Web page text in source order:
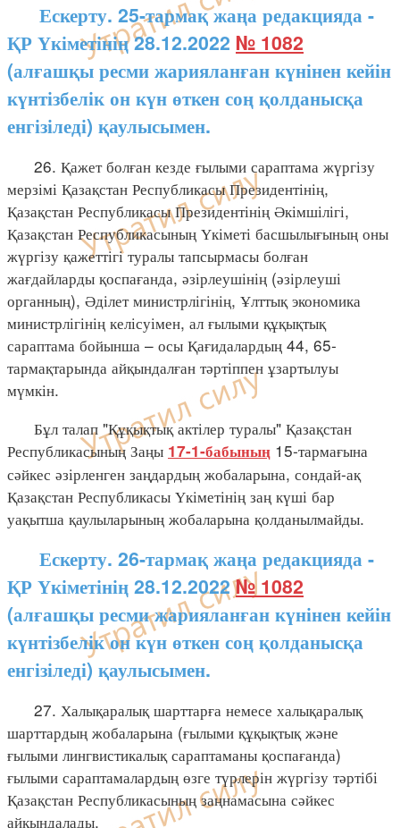
Ескерту. 25-тармақ жаңа редакцияда -
ҚР Үкіметінің 28.12.2022 № 1082
(алғашқы ресми жарияланған күнінен кейін
күнтізбелік он күн өткен соң қолданысқа
енгізіледі) қаулысымен.
26. Қажет болған кезде ғылыми сараптама жүргізу
мерзімі Қазақстан Республикасы Президентінің,
Қазақстан Республикасы Президентінің Әкімшілігі,
Қазақстан Республикасының Үкіметі басшылығының оны
жүргізу қажеттігі туралы тапсырмасы болған
жағдайларды қоспағанда, әзірлеушінің (әзірлеуші
органның), Әділет министрлігінің, Ұлттық экономика
министрлігінің келісуімен, ал ғылыми құқықтық
сараптама бойынша – осы Қағидалардың 44, 65-
тармақтарында айқындалған тәртіппен ұзартылуы
мүмкін.
Бұл талап "Құқықтық актілер туралы" Қазақстан
Республикасының Заңы 17-1-бабының 15-тармағына
сәйкес әзірленген заңдардың жобаларына, сондай-ақ
Қазақстан Республикасы Үкіметінің заң күші бар
уақытша қаулыларының жобаларына қолданылмайды.
Ескерту. 26-тармақ жаңа редакцияда -
ҚР Үкіметінің 28.12.2022№ 1082
(алғашқы ресми жарияланған күнінен кейін
күнтізбелік он күн өткен соң қолданысқа
енгізіледі) қаулысымен.
27. Халықаралық шарттарға немесе халықаралық
шарттардың жобаларына (ғылыми құқықтық және
ғылыми лингвистикалық сараптаманы қоспағанда)
ғылыми сараптамалардың өзге түрлерін жүргізу тәртібі
Қазақстан Республикасының заңнамасына сәйкес
айқындалады.